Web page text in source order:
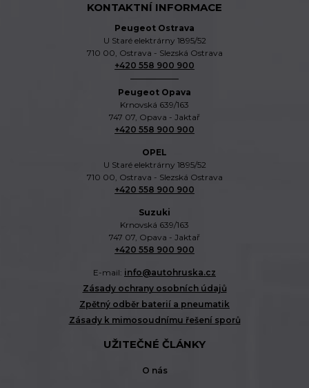
KONTAKTNÍ INFORMACE
Peugeot Ostrava
U Staré elektrárny 1895/52
710 00, Ostrava - Slezská Ostrava
+420 558 900 900
Peugeot Opava
Krnovská 639/163
747 07, Opava - Jaktař
+420 558 900 900
OPEL
U Staré elektrárny 1895/52
710 00, Ostrava - Slezská Ostrava
+420 558 900 900
Suzuki
Krnovská 639/163
747 07, Opava - Jaktař
+420 558 900 900
E-mail: info@autohruska.cz
Zásady ochrany osobních údajů
Zpětný odběr baterií a pneumatik
Zásady k mimosoudnímu řešení sporů
UŽITEČNÉ ČLÁNKY
O nás